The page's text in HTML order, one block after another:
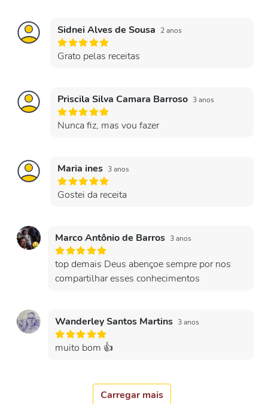
Sidnei Alves de Sousa 2 anos
Grato pelas receitas
Priscila Silva Camara Barroso 3 anos
Nunca fiz, mas vou fazer
Maria ines 3 anos
Gostei da receita
Marco Antônio de Barros 3 anos
top demais Deus abençoe sempre por nos
compartilhar esses conhecimentos
Wanderley Santos Martins 3 anos
muito bom 👍
Carregar mais